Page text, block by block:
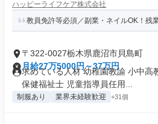
ハッピーライフケア株式会社
教員免許等必須／副業・ネイルOK！残
〒322-0027栃木県鹿沼市貝島町
月給27万5000円～37万円
求めている人材 幼稚園教諭 小中高
保健福祉士 児童指導員任用...
制服あり 業界未経験歓迎 +31個